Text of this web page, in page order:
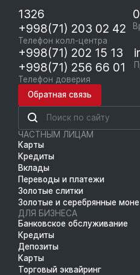
1326
+998(71) 203 02 42
Телефон колл-центра
+998(71) 202 15 13
+998(71) 256 66 01
Телефон доверия
Обратная связь
ЧАСТНЫМ ЛИЦАМ
Карты
Кредиты
Вклады
Переводы и платежи
Золотые слитки
Золотые и серебрянные
ДЛЯ БИЗНЕСА
Банковское обслуживание
Кредиты
Депозиты
Карты
Торговый эквайринг